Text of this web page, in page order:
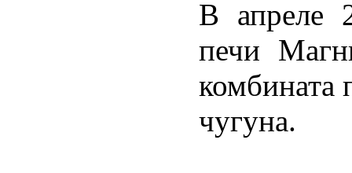
В апреле
печи
комбината
чугуна.